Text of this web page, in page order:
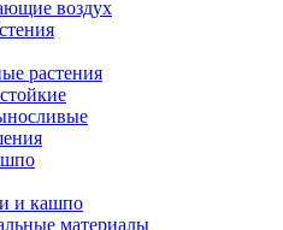
воздух
растения
и кашпо
материалы